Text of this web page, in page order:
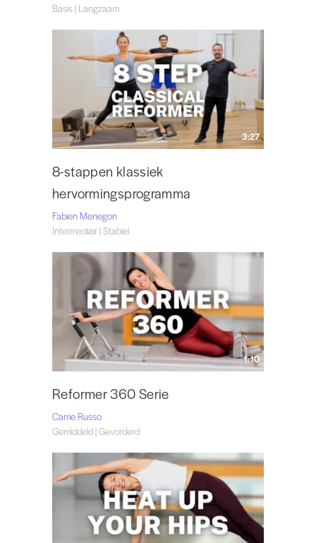
Basis | Langzaam
3:27
8-stappen klassiek
hervormingsprogramma
Fabien Menegon
Intermediair | Stabiel
1:10
Reformer 360 Serie
Carrie Russo
Gemiddeld | Gevorderd